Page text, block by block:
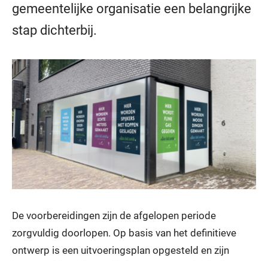
gemeentelijke organisatie een belangrijke
stap dichterbij.
De voorbereidingen zijn de afgelopen periode
zorgvuldig doorlopen. Op basis van het definitieve
ontwerp is een uitvoeringsplan opgesteld en zijn